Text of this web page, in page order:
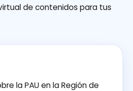
de contenidos para tus
la PAU en la Región de